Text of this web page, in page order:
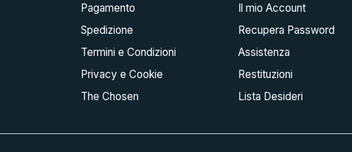
Pagamento
Spedizione
Termini e Condizioni
Privacy e Cookie
The Chosen
Il mio Account
Recupera Password
Assistenza
Restituzioni
Lista Desideri